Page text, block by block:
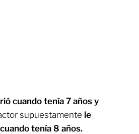
cuando tenía 7 años y
supuestamente le
tenía 8 años.